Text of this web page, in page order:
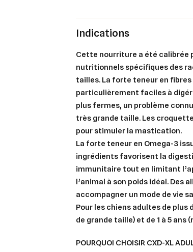
Indications
Cette nourriture a été calibrée
nutritionnels spécifiques des
tailles. La forte teneur en
particulièrement faciles à
plus fermes, un problème
très grande taille. Les
pour stimuler la mastication.
La forte teneur en Omega-3
ingrédients favorisent la
immunitaire tout en limitant
l’animal à son poids idéal. Des
accompagner un mode de vie
Pour les chiens adultes de plus
de grande taille) et de 1 à 5 ans
POURQUOI CHOISIR CXD-XL